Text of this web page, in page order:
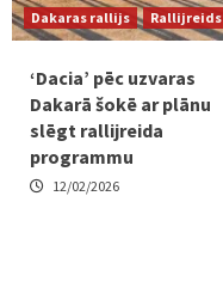
Dakaras rallijs Rallijreids
‘Dacia’ pēc uzvaras
Dakarā šokē ar plānu
slēgt rallijreida
programmu
12/02/2026